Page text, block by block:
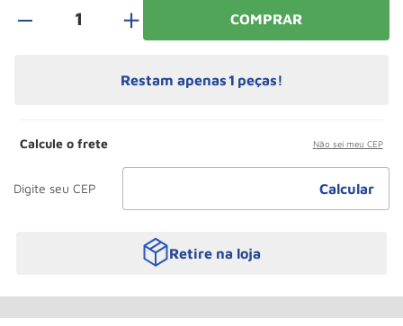
＋ COMPRAR
Restam apenas 1 peças!
Calcule o frete Não sei meu CEP
Retire na loja